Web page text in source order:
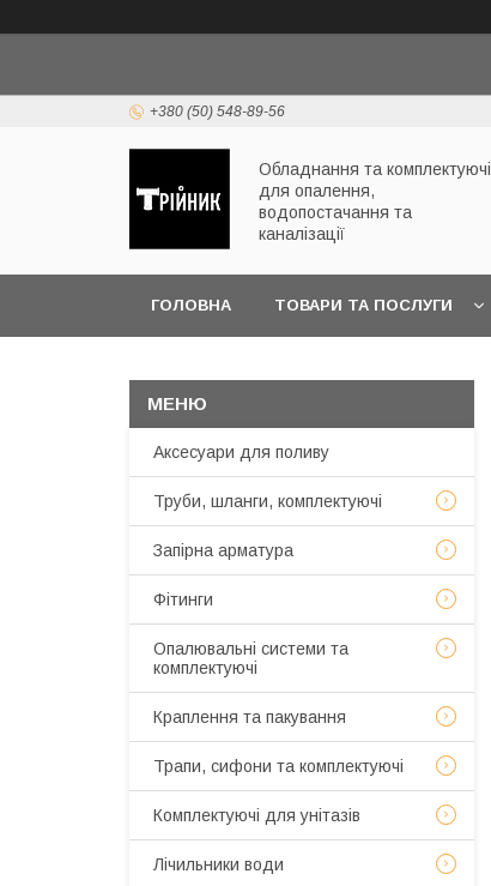
+380 (50) 548-89-56
Обладнання та комплектуючі
для опалення,
водопостачання та
каналізації
ГОЛОВНА ТОВАРИ ТА ПОСЛУГИ
Аксесуари для поливу
Труби, шланги, комплектуючі
Запірна арматура
Фітинги
Опалювальні системи та
комплектуючі
Краплення та пакування
Трапи, сифони та комплектуючі
Комплектуючі для унітазів
Лічильники води